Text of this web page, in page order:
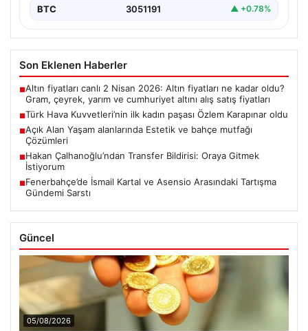
bahçe mutfağı Çözümleri
Günümüzde bahçe sosyal alanlar, konutların en popüler
köşelerinden parçası durumuna ulaşmıştır. Bahçeyle
bütünleşik zaman…
USD 47.59 ▲ +0.10%
EUR 54.93 ▲ +0.11%
ALTIN
BTC
Son Eklenen Haberler
Altın fiyatları canlı 2 Nisan 2026: Altın fiyatları ne kadar oldu?
Gram, çeyrek, yarım ve cumhuriyet altını alış satış fiyatları
Türk Hava Kuvvetleri’nin ilk kadın paşası Özlem Karapınar oldu
■Açık Alan Yaşam alanlarında Estetik ve bahçe mutfağı
■Hakan Çalhanoğlu’ndan Transfer Bildirisi: Oraya Gitmek
İstiyorum